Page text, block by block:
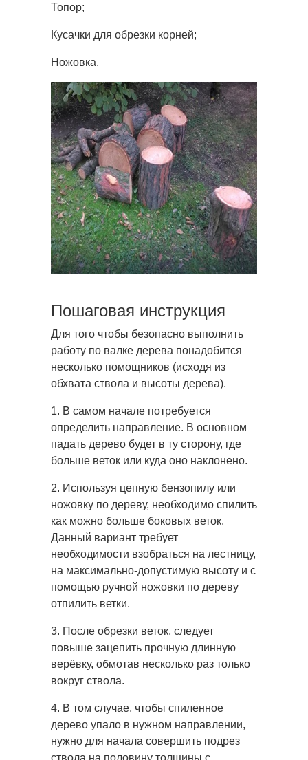
Топор;
Кусачки для обрезки корней;
Ножовка.
Пошаговая инструкция
Для того чтобы безопасно выполнить
работу по валке дерева понадобится
несколько помощников (исходя из
обхвата ствола и высоты дерева).
1. В самом начале потребуется
определить направление. В основном
падать дерево будет в ту сторону, где
больше веток или куда оно наклонено.
2. Используя цепную бензопилу или
ножовку по дереву, необходимо спилить
как можно больше боковых веток.
Данный вариант требует
необходимости взобраться на лестницу,
на максимально-допустимую высоту и с
помощью ручной ножовки по дереву
отпилить ветки.
3. После обрезки веток, следует
повыше зацепить прочную длинную
верёвку, обмотав несколько раз только
вокруг ствола.
4. В том случае, чтобы спиленное
дерево упало в нужном направлении,
нужно для начала совершить подрез
ствола на половину толщины с